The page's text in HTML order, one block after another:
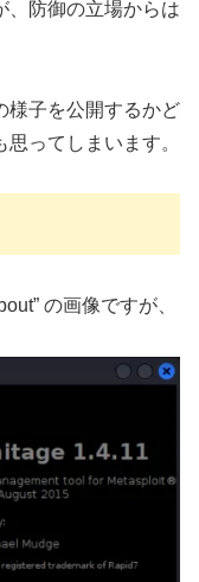
、防御の立場からは
様子を公開するかど
ってしまいます。
の画像ですが、